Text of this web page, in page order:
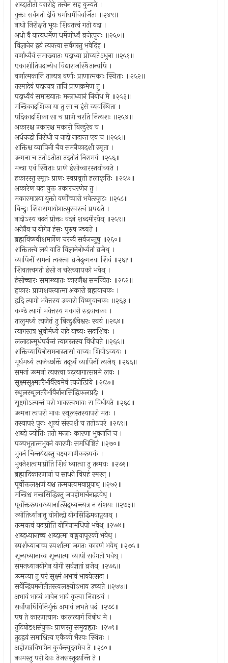
शब्दातीतो वरारोहे तत्त्वेन सह युज्यते ।
युक्तः सर्वगतो देवि धर्माधर्मविवर्जितः ॥२४९॥
नाधो निरीक्षते भूयः शिवतत्त्वं गतो यदा ।
अधो वै यात्यधर्मेण धर्मेणोर्ध्वं व्रजेत्पुनः ॥२५०॥
विज्ञानेन द्वयं त्यक्त्वा सर्वगस्तु भवेदिह ।
वर्णाध्वैवं समाख्यातः पदाध्वा प्रोच्यतेऽधुना ॥२५१॥
एकाशीतिपदान्येव विद्याराजस्थितान्यपि ।
वर्णात्मकानि तान्यत्र वर्णाः प्राणात्मकाः स्थिताः ॥२५२॥
तस्मादेवं पदान्यत्र तानि प्राणक्रमेण तु ।
पदाध्वैवं समाख्यातः मन्त्राध्वानं निबोध मे ॥२५३॥
मन्त्रिकादशिका या तु सा च हंसे व्यवस्थिता ।
पदिकादशिका सा च प्राणे चरति नित्यशः ॥२५४॥
अकारश्च उकारश्च मकारो बिन्दुरेव च ।
अर्धचन्द्रो निरोधी च नादो नादान्त एव च ॥२५५॥
शक्तिश्च व्यापिनी चैव समनैकादशी स्मृता ।
उन्मना च ततोऽतीता तदतीतं निरामयं ॥२५६॥
मन्त्रा एवं स्थिताः प्राणे हंसोच्चारस्तथोच्यते ।
हकारस्तु स्मृतः प्राणः स्वप्रवृत्तो हलाकृतिः ॥२५७॥
अकारेण यदा युक्त उकारचरणेन तु ।
मकारमात्रया युक्तो वर्णोच्चारो भवेत्स्फुटः ॥२५८॥
बिन्दुः शिरःसमायोगात्सुस्वरत्वं प्रपद्यते ।
नादोऽस्य वदनं प्रोक्तः वदनं शब्दमीरयेथ् ॥२५९॥
अनेनैव च योगेन हंसः पुरुष उच्यते ।
ब्रह्मविष्ण्वीशमार्गेण चरन्वै सर्वजन्तुषु ॥२६०॥
शक्तितत्त्वे लयं याति विज्ञानेनोर्ध्वतां व्रजेथ् ।
व्यापिनीं समनां त्यक्त्वा व्रजेदुन्मनया शिवं ॥२६१॥
शिवतत्त्वगतो हंसो न चरेत्व्यापको भवेथ् ।
हंसोच्चारः समाख्यातः कारणैश्च समन्वितः ॥२६२॥
हकारः प्राणशक्त्यात्मा अकारो ब्रह्मवाचकः ।
हृदि त्यागो भवेत्तस्य उकारो विष्णुवाचकः ॥२६३॥
कण्ठे त्यागो भवेत्तस्य मकारो रुद्रवाचकः ।
तालुमध्ये त्यजेत्तं तु बिन्दुश्चैवेश्वरः स्वयं ॥२६४॥
त्यागस्तत्र भ्रुवोर्मध्ये नादे वाच्यः सदाशिवः ।
ललाटान्मूर्धपर्यन्तं त्यागस्तस्य विधीयते ॥२६५॥
शक्तिव्यापिनीसमनास्तासां वाच्यः शिवोऽव्ययः ।
मूर्धमध्ये त्यजेच्छक्तिं तदूर्ध्वे व्यापिनीं त्यजेथ् ॥२६६॥
समनां उन्मनां त्यक्त्वा षट्त्यागात्सप्तमे लयः ।
सूक्ष्मसूक्ष्मतरैर्भावैरेवमेवं त्यजेत्प्रिये ॥२६७॥
स्थूलस्थूलतरैर्भावैर्नानासिद्धिफलप्रदैः ।
सूक्ष्मोऽत्यन्तं परो भावस्त्वभावः स विधीयते ॥२६८॥
उन्मना त्वपरो भावः स्थूलस्तस्यापरो मतः ।
तस्यापरं पुनः शून्यं संस्पर्शं च ततोऽपरं ॥२६९॥
शब्दो ज्योतिः ततो मन्त्राः कारणा भुवनानि च ।
पञ्चभूतात्मभुवनं कारणैः समधिष्ठितं ॥२७०॥
भुवनं चिन्तयेद्यस्तु वक्ष्यमाणैकरूपकं ।
भुवनेशत्वमाप्नोति शिवं ध्यात्वा तु तन्मयः ॥२७१॥
ब्रह्मादिकारणानां च साधने विग्रहं स्मरन् ।
पूर्वोक्तलक्षणं यश्च तन्मयत्वमवाप्नुयाथ् ॥२७२॥
मन्त्रिश्च मन्त्रसिद्धिस्तु जपहोमार्चनाद्भवेथ् ।
पूर्वोक्तरूपकध्यानात्सिद्ध्यन्त्यत्र न संशयः ॥२७३॥
ज्योतिर्ध्यानात्तु योगीन्द्रो योगसिद्धिमवाप्नुयाथ् ।
तन्मयत्वं यदाप्नोति योगिनामधिपो भवेथ् ॥२७४॥
शब्दध्यानाच्च शब्दात्मा वाङ्मयापूरको भवेथ् ।
स्पर्शध्यानाच्च स्पर्शात्मा जगतः कारणं भवेथ् ॥२७५॥
शून्यध्यानाच्च शून्यात्मा व्यापी सर्वगतो भवेथ् ।
समनध्यानयोगेन योगी सर्वज्ञतां व्रजेथ् ॥२७६॥
उन्मन्या तु परं सूक्ष्मं अभावं भावयेत्सदा ।
सर्वेन्द्रियमनोतीतस्त्वलक्ष्योऽभाव उच्यते ॥२७७॥
अभावं भाव्यं भावेन भावं कृत्वा निराश्रयं ।
सर्वोपाधिविनिर्मुक्तं अभावं लभते पदं ॥२७८॥
एष ते कारणत्यागः कालत्यागं निबोध मे ।
तुटिषोडशसंयुक्तः प्राणस्तु समुदाहृतः ॥२७९॥
तुटद्वयं समाश्रित्य एकैको भैरवः स्थितः ।
अहोरात्रविभागेन कुर्वन्त्युदयमेव ते ॥२८०॥
नवमस्तु परो देवः तेजसस्तूदयन्ति ते ।